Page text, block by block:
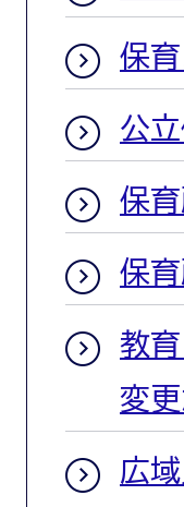
保
公
保
保
教
変
広